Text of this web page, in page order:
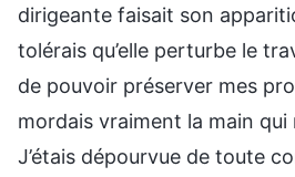
dirigeante faisait son
tolérais qu’elle perturbe le
de pouvoir préserver mes
mordais vraiment la main qui
J’étais dépourvue de toute